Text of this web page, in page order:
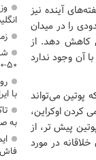
آینده نیز
را در میدان
کاهش دهد. از
آن وجود ندارد
پوتین می‌تواند
کردن اوکراین،
پیش تر، از
در مورد
۵۰-۵۰ است
با
به